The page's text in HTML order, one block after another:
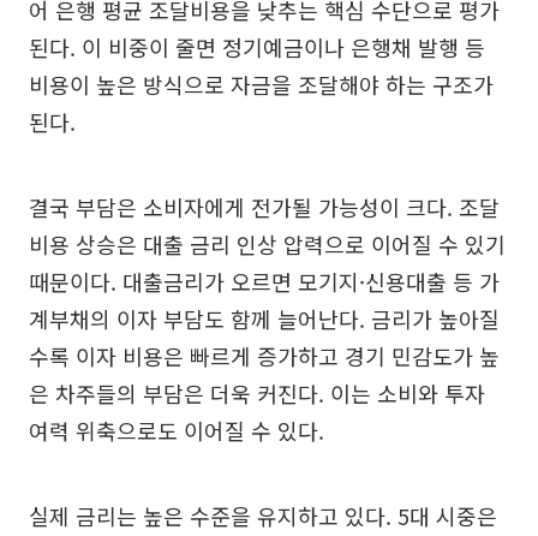
어 은행 평균 조달비용을 낮추는 핵심 수단으로 평가
된다. 이 비중이 줄면 정기예금이나 은행채 발행 등
비용이 높은 방식으로 자금을 조달해야 하는 구조가
된다.
결국 부담은 소비자에게 전가될 가능성이 크다. 조달
비용 상승은 대출 금리 인상 압력으로 이어질 수 있기
때문이다. 대출금리가 오르면 모기지·신용대출 등 가
계부채의 이자 부담도 함께 늘어난다. 금리가 높아질
수록 이자 비용은 빠르게 증가하고 경기 민감도가 높
은 차주들의 부담은 더욱 커진다. 이는 소비와 투자
여력 위축으로도 이어질 수 있다.
실제 금리는 높은 수준을 유지하고 있다. 5대 시중은